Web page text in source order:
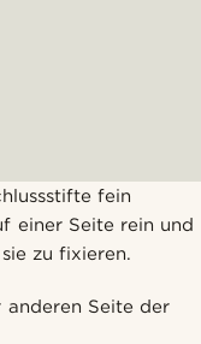
fein
einer Seite rein und
zu fixieren.
Seite der